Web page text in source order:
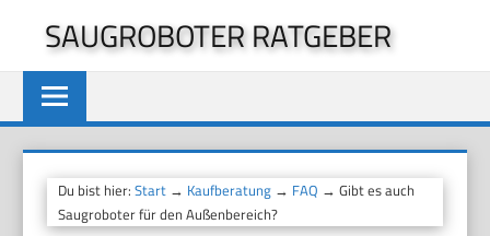
springen
SAUGROBOTER RATGEBER
Du bist hier:Start → Kaufberatung → FAQ → Gibt es auch
Saugroboter für den Außenbereich?